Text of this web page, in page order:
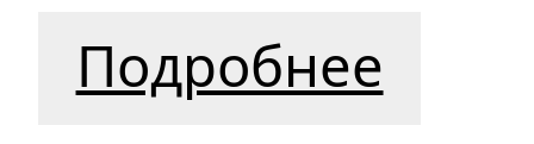
Подробнее